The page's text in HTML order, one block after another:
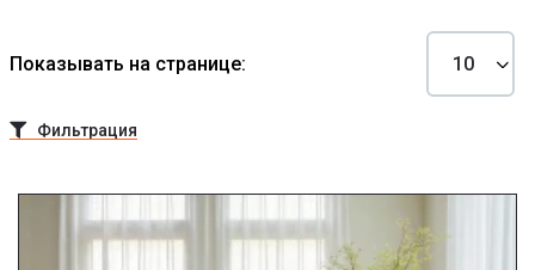
Показывать на странице:
Фильтрация